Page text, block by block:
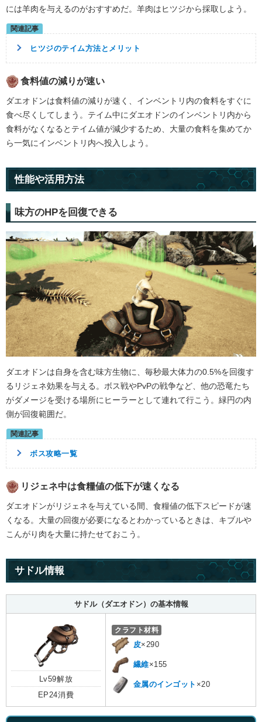
には羊肉を与えるのがおすすめだ。羊肉はヒツジから採取しよう。
ヒツジのテイム方法とメリット
食料値の減りが速い
ダエオドンは食料値の減りが速く、インベントリ内の食料をすぐに
食べ尽くしてしまう。テイム中にダエオドンのインベントリ内から
食料がなくなるとテイム値が減少するため、大量の食料を集めてか
ら一気にインベントリ内へ投入しよう。
性能や活用方法
味方のHPを回復できる
ダエオドンは自身を含む味方生物に、毎秒最大体力の0.5%を回復す
るリジェネ効果を与える。ボス戦やPvPの戦争など、他の恐竜たち
がダメージを受ける場所にヒーラーとして連れて行こう。緑円の内
側が回復範囲だ。
ボス攻略一覧
リジェネ中は食糧値の低下が速くなる
ダエオドンがリジェネを与えている間、食糧値の低下スピードが速
くなる。大量の回復が必要になるとわかっているときは、キブルや
こんがり肉を大量に持たせておこう。
サドル情報
サドル（ダエオドン）の基本情報
Lv59解放
EP24消費
クラフト材料
皮×290
繊維×155
金属のインゴット ×20